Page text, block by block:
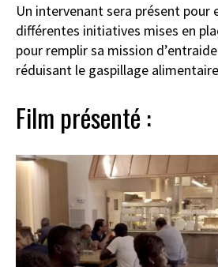
Un intervenant sera présent pour
différentes initiatives mises en
pour remplir sa mission
réduisant le gaspillage
Film présenté :